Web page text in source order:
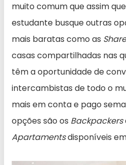
muito comum que assim
estudante busque outras
mais baratas como as
casas compartilhadas nas
têm a oportunidade de
intercambistas de todo o
mais em conta e pago
opções são os Backpackers
Apartamentsdisponíveis